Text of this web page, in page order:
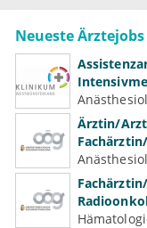
Neueste Ärztejobs
Ärztin/